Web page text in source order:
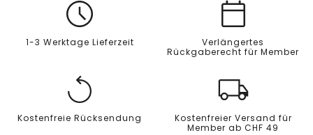
1-3 Werktage Lieferzeit
Verlängertes
Rückgaberecht für Member
Kostenfreie Rücksendung
Kostenfreier Versand für
Member ab CHF 49